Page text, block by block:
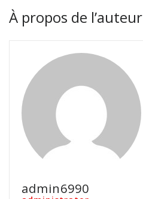
À propos de l’auteur
admin6990